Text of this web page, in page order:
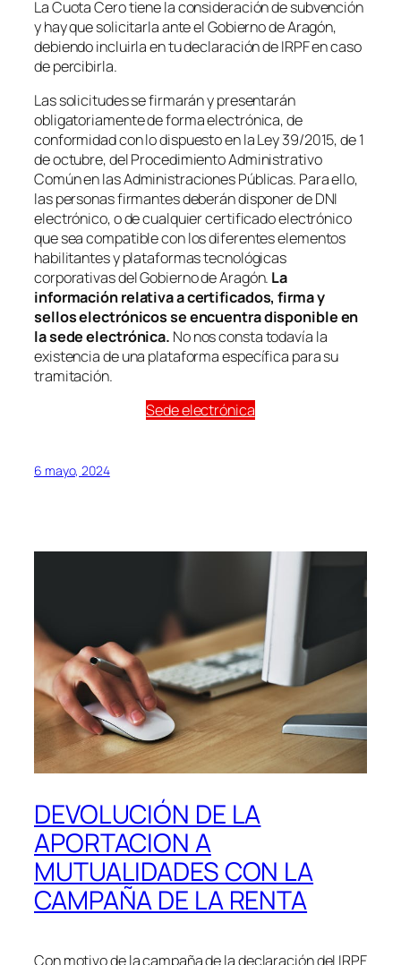
La Cuota Cero tiene la consideración de subvención
y hay que solicitarla ante el Gobierno de Aragón,
debiendo incluirla en tu declaración de IRPF en caso
de percibirla.
Las solicitudes se firmarán y presentarán
obligatoriamente de forma electrónica, de
conformidad con lo dispuesto en la Ley 39/2015, de 1
de octubre, del Procedimiento Administrativo
Común en las Administraciones Públicas. Para ello,
las personas firmantes deberán disponer de DNI
electrónico, o de cualquier certificado electrónico
que sea compatible con los diferentes elementos
habilitantes y plataformas tecnológicas
corporativas del Gobierno de Aragón. La
información relativa a certificados, firma y
sellos electrónicos se encuentra disponible en
la sede electrónica. No nos consta todavía la
existencia de una plataforma específica para su
tramitación.
Sede electrónica
6 mayo, 2024
DEVOLUCIÓN DE LA
APORTACION A
MUTUALIDADES CON LA
CAMPAÑA DE LA RENTA
Con motivo de la campaña de la declaración del IRPF